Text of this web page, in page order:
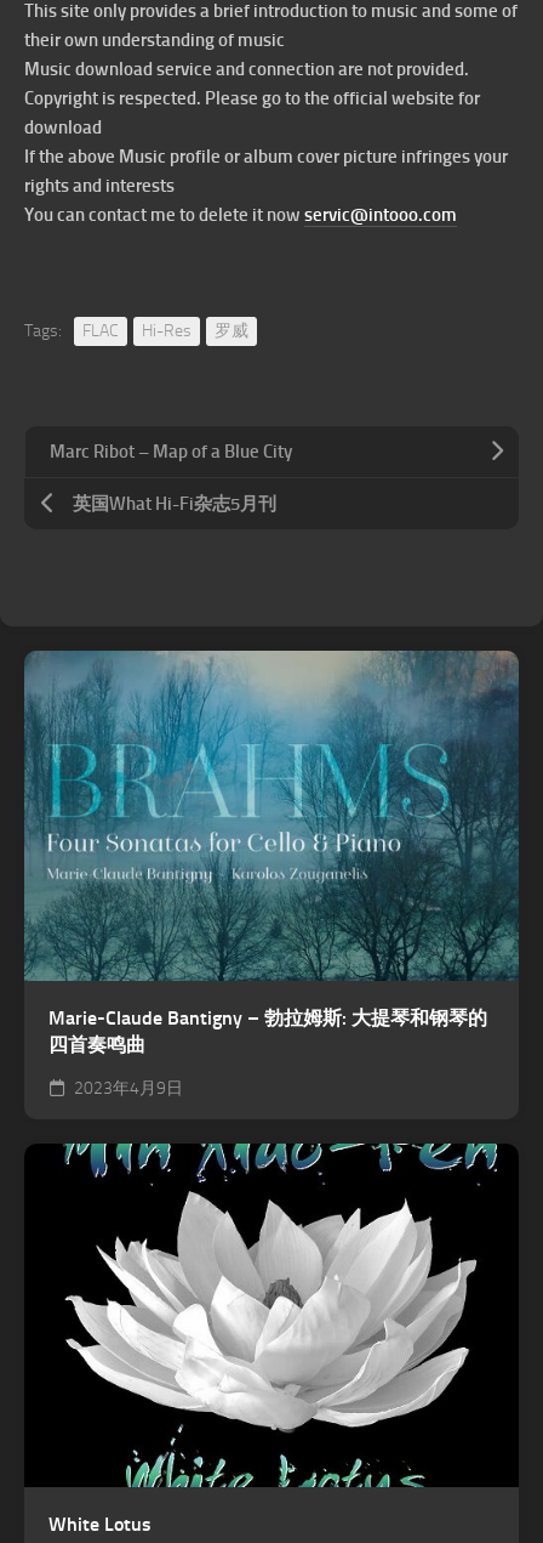
This site only provides a brief introduction to music and some of
their own understanding of music
Music download service and connection are not provided.
Copyright is respected. Please go to the official website for
download
If the above Music profile or album cover picture infringes your
rights and interests
You can contact me to delete it now servic@intooo.com
Tags: FLAC Hi-Res 罗威
Marc Ribot – Map of a Blue City
英国What Hi-Fi杂志5月刊
Marie-Claude Bantigny – 勃拉姆斯: 大提琴和钢琴的
四首奏鸣曲
2023年4月9日
White Lotus